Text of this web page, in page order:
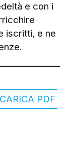
e con i
iscritti, e ne
PDF